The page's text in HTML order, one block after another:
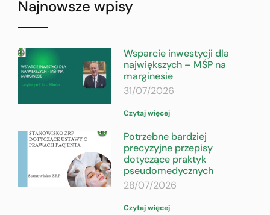
Najnowsze wpisy
Wsparcie inwestycji dla
największych – MŚP na
marginesie
31/07/2026
Czytaj więcej
Potrzebne bardziej
precyzyjne przepisy
dotyczące praktyk
pseudomedycznych
28/07/2026
Czytaj więcej